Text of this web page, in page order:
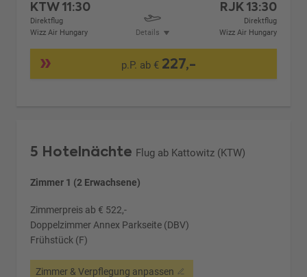
KTW11:30
Direktflug
Wizz Air Hungary
Details
RJK13:30
Direktflug
Wizz Air Hungary
p.P. ab € 227,-
5 Hotelnächte Flug ab Kattowitz (KTW)
Zimmer 1 (2 Erwachsene)
Zimmerpreis ab € 522,-
Doppelzimmer Annex Parkseite (DBV)
Frühstück (F)
Zimmer & Verpflegung anpassen